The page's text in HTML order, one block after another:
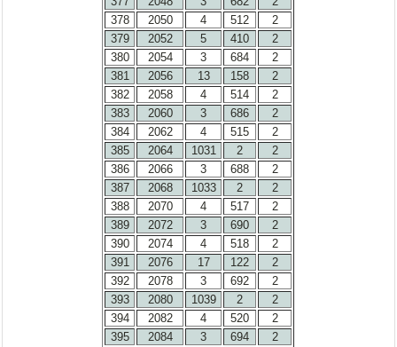
378
2050 4 512
2
379
2052 5 410
2
380
2054 3 684
2
381
2056 13 158
2
382
2058 4 514
2
383
2060 3 686
2
384
2062 4 515
2
385
2064 1031 2
2
386
2066 3 688
2
387
2068 1033 2
2
388
2070 4 517
2
389
2072 3 690
2
390
2074 4 518
2
391
2076 17 122
2
392
2078 3 692
2
393
2080 1039 2
2
394
2082 4 520
2
395
2084 3 694
2